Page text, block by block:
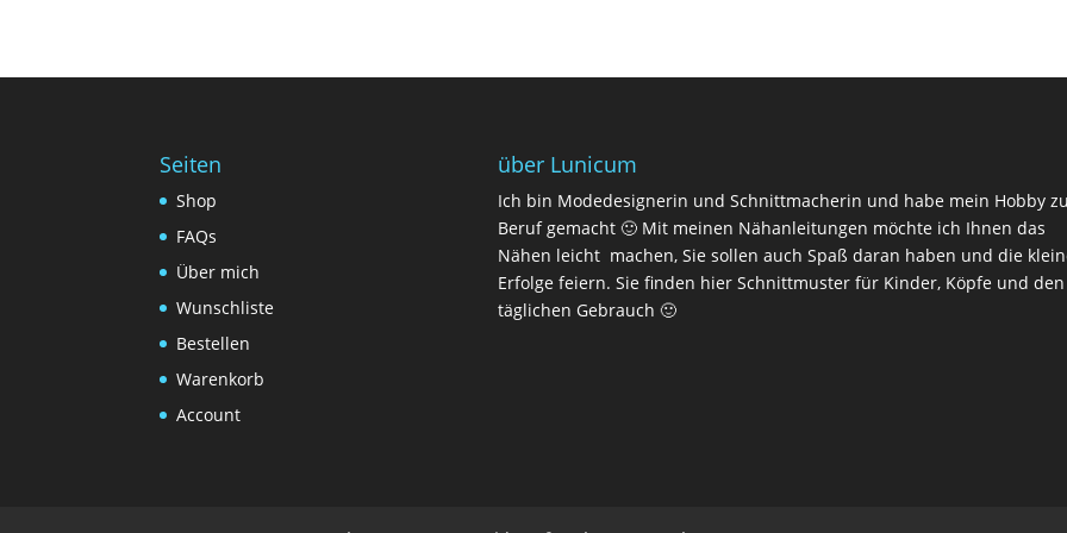
Seiten
Shop
FAQs
Über mich
Wunschliste
Bestellen
Warenkorb
Account
über Lunicum
Ich bin Modedesignerin und Schnittmacherin und habe mein Hobby
Beruf gemacht 🙂 Mit meinen Nähanleitungen möchte ich Ihnen das
Nähen leicht machen, Sie sollen auch Spaß daran haben und die
Erfolge feiern. Sie finden hier Schnittmuster für Kinder, Köpfe und den
täglichen Gebrauch 🙂